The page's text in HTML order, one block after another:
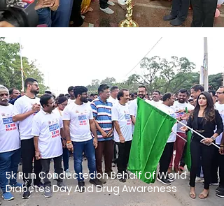
5k Run Conductedon Behalf Of World
Diabetes Day And Drug Awareness